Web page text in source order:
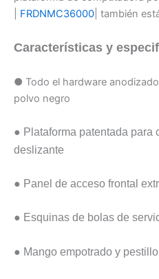
FRDNMC36000 | también
Características y
● Todo el hardware
polvo negro
● Plataforma patentada para
deslizante
● Panel de acceso frontal
● Esquinas de bolas de
● Mango empotrado y